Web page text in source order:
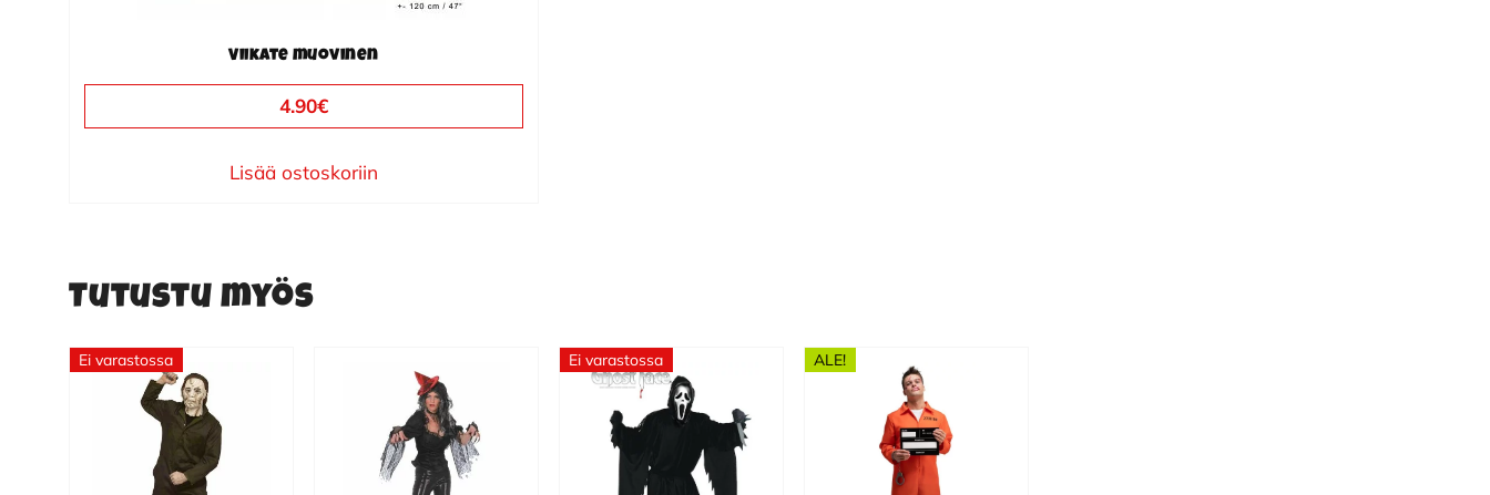
Viikate muovinen
4.90€
Lisää ostoskoriin
Tutustu myös
Ei varastossa
useampi
Ei varastossa ALE!
Tällä
tuotteella
useampi